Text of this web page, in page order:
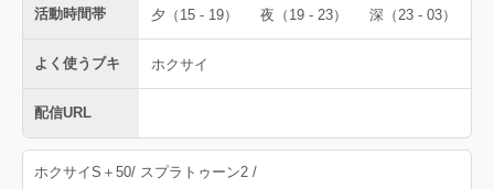
活動時間帯 夕（15 - 19） 夜（19 - 23） 深（23 - 03）
よく使うブキ ホクサイ
配信URL
ホクサイS＋50/ スプラトゥーン2 /